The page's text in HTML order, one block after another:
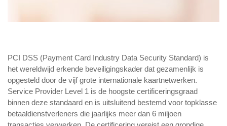
PCI DSS (Payment Card Industry Data Security Standard) is
het wereldwijd erkende beveiligingskader dat gezamenlijk is
opgesteld door de vijf grote internationale kaartnetwerken.
Service Provider Level 1 is de hoogste certificeringsgraad
binnen deze standaard en is uitsluitend bestemd voor topklasse
betaaldienstverleners die jaarlijks meer dan 6 miljoen